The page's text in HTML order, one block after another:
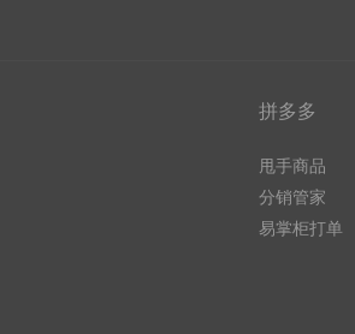
拼多多
甩手商品
分销管家
易掌柜打单